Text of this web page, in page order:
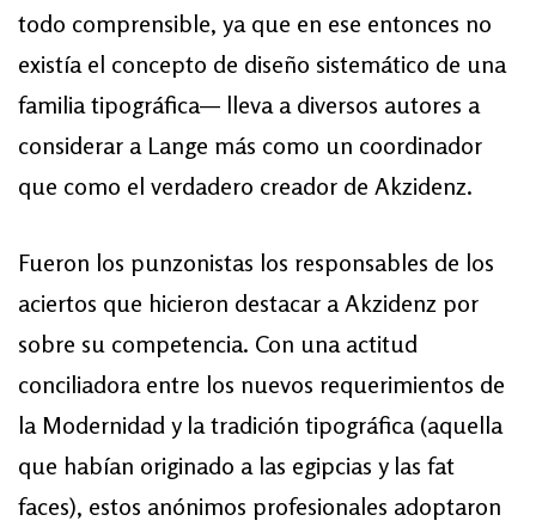
todo comprensible, ya que en ese entonces no
existía el concepto de diseño sistemático de una
familia tipográfica— lleva a diversos autores a
considerar a Lange más como un coordinador
que como el verdadero creador de Akzidenz.
Fueron los punzonistas los responsables de los
aciertos que hicieron destacar a Akzidenz por
sobre su competencia. Con una actitud
conciliadora entre los nuevos requerimientos de
la Modernidad y la tradición tipográfica (aquella
que habían originado a las egipcias y las fat
faces), estos anónimos profesionales adoptaron